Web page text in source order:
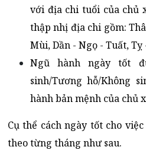
với địa chi tuổi của chủ
thập nhị địa chi gồm:
Mùi, Dần - Ngọ - Tuất, Tỵ
Ngũ hành ngày tốt
sinh/Tương hỗ/Không
hành bản mệnh của chủ
Cụ thể cách ngày tốt cho
theo từng tháng như sau.